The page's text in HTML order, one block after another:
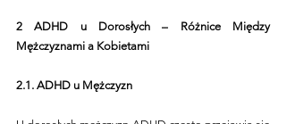
2 ADHD u Dorosłych – Różnice Między
Mężczyznami a Kobietami
2.1. ADHD u Mężczyzn